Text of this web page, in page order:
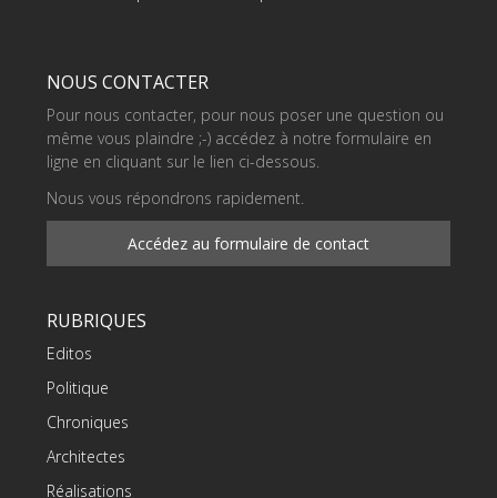
NOUS CONTACTER
Pour nous contacter, pour nous poser une question ou
même vous plaindre ;-) accédez à notre formulaire en
ligne en cliquant sur le lien ci-dessous.
Nous vous répondrons rapidement.
Accédez au formulaire de contact
RUBRIQUES
Editos
Politique
Chroniques
Architectes
Réalisations